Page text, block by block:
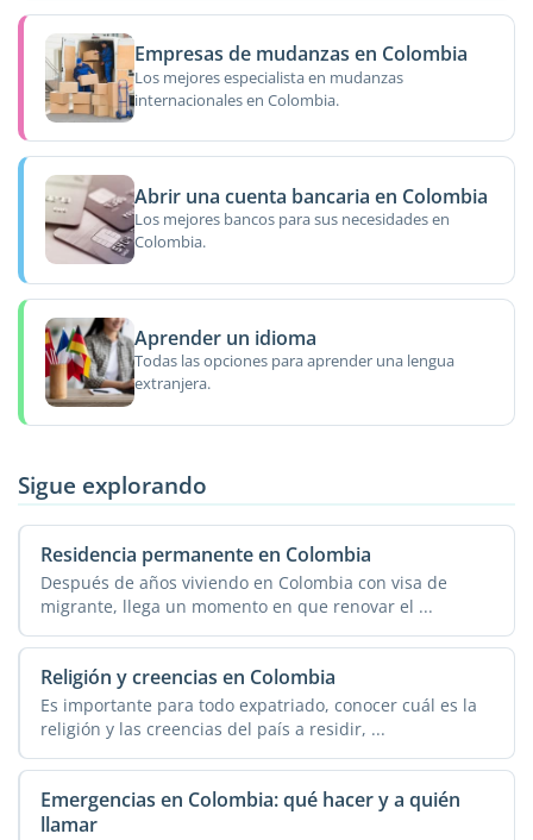
Empresas de mudanzas en Colombia
Los mejores especialista en mudanzas
internacionales en Colombia.
Abrir una cuenta bancaria en Colombia
Los mejores bancos para sus necesidades en
Colombia.
Aprender un idioma
Todas las opciones para aprender una lengua
extranjera.
Sigue explorando
Residencia permanente en Colombia
Después de años viviendo en Colombia con visa de
migrante, llega un momento en que renovar el ...
Religión y creencias en Colombia
Es importante para todo expatriado, conocer cuál es la
religión y las creencias del país a residir, ...
Emergencias en Colombia: qué hacer y a quién
llamar